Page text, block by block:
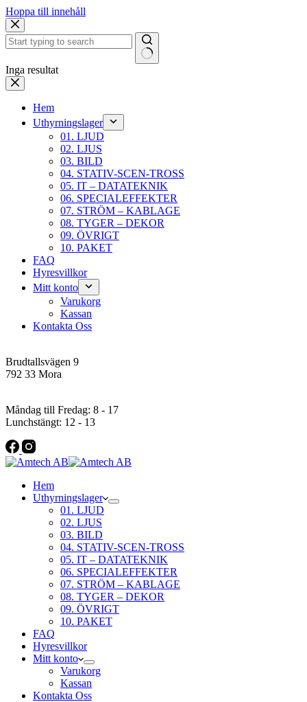
Hoppa till innehåll
Inga resultat
Hem
Uthyrningslager
01. LJUD
02. LJUS
03. BILD
04. STATIV-SCEN-TROSS
05. IT – DATATEKNIK
06. SPECIALEFFEKTER
07. STRÖM – KABLAGE
08. TYGER – DEKOR
09. ÖVRIGT
10. PAKET
FAQ
Hyresvillkor
Mitt konto
Varukorg
Kassan
Kontakta Oss
Brudtallsvägen 9
792 33 Mora
Måndag till Fredag: 8 - 17
Lunchstängt: 12 - 13
Hem
Uthyrningslager
01. LJUD
02. LJUS
03. BILD
04. STATIV-SCEN-TROSS
05. IT – DATATEKNIK
06. SPECIALEFFEKTER
07. STRÖM – KABLAGE
08. TYGER – DEKOR
09. ÖVRIGT
10. PAKET
FAQ
Hyresvillkor
Mitt konto
Varukorg
Kassan
Kontakta Oss